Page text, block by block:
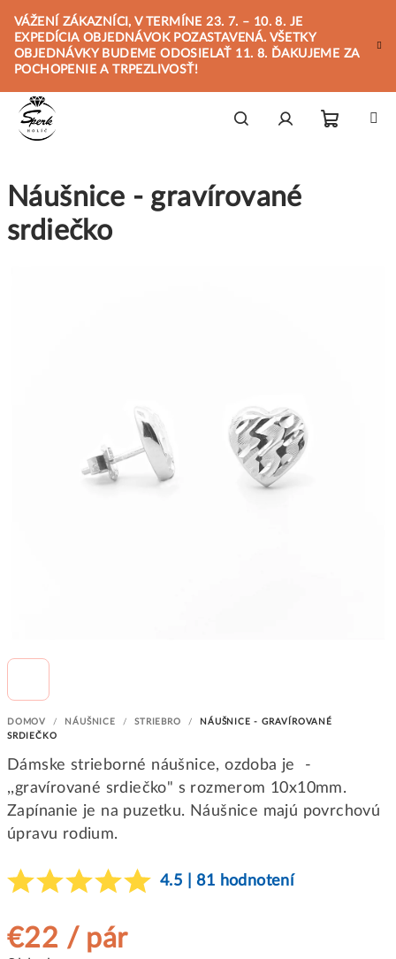
obsah
VÁŽENÍ ZÁKAZNÍCI, V TERMÍNE 23. 7. – 10. 8. JE
EXPEDÍCIA OBJEDNÁVOK POZASTAVENÁ. VŠETKY
OBJEDNÁVKY BUDEME ODOSIELAŤ 11. 8. ĎAKUJEME ZA
POCHOPENIE A TRPEZLIVOSŤ!
DOMOV / NÁUŠNICE / STRIEBRO /
NÁUŠNICE - GRAVÍROVANÉ
SRDIEČKO
Dámske strieborné náušnice, ozdoba je -
,,gravírované srdiečko" s rozmerom 10x10mm.
Zapínanie je na puzetku. Náušnice majú povrchovú
úpravu rodium.
4.5 | 81 hodnotení
€22 / pár
Náušnice - gravírované
srdiečko